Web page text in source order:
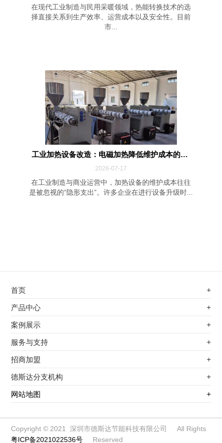
在现代工业制造与民用采暖领域，热能转换技术的选
择直接关系到生产效率、运营成本以及安全性。目前
市...
工业加热设备改造：电磁加热降低维护成本的四...
2026-07-17
在工业制造与商业运营中，加热设备的维护成本往往
是被忽视的“隐形支出”。许多企业在进行设备升级时...
首页 +
不锈钢专用电磁加热器
电磁蒸汽发生器
电磁加热棒配件
扩散泵电磁加热器
柜式电磁加热器
电磁锅炉配件
产品中心 +
不锈钢专用电磁加热器
电磁蒸汽发生器
电磁加热棒配件
变频电磁采暖炉
案例展示 +
最新案例
其他应用
服务与支持 +
服务覆盖网络
服务流程
招商加盟 +
前景分析
加盟条件
加盟流程
德斯达分支机构 +
江信电子机构
网站地图 +
Copyright © 2021 深圳市德斯达节能科技有限公司 All Rights
Reserved
粤ICP备2021022536号